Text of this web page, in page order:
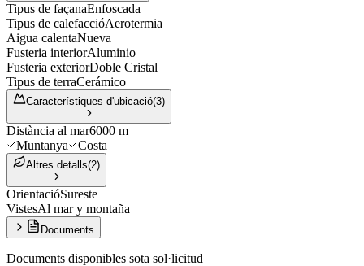
Tipus de façanaEnfoscada
Tipus de calefaccióAerotermia
Aigua calentaNueva
Fusteria interiorAluminio
Fusteria exteriorDoble Cristal
Tipus de terraCerámico
Característiques d'ubicació(3)
Distància al mar6000 m
Muntanya
Costa
Altres detalls(2)
OrientacióSureste
VistesAl mar y montaña
Documents
Documents disponibles sota sol·licitud